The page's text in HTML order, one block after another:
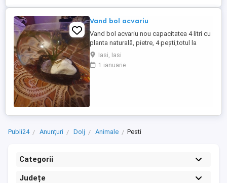
Vand bol acvariu
Vand bol acvariu nou capacitatea 4 litri cu
planta naturală, pietre, 4 pești,totul la
pachet preț fix
Iasi, Iasi
1 ianuarie
Publi24 Anunțuri Dolj Animale Pesti
Categorii
Județe